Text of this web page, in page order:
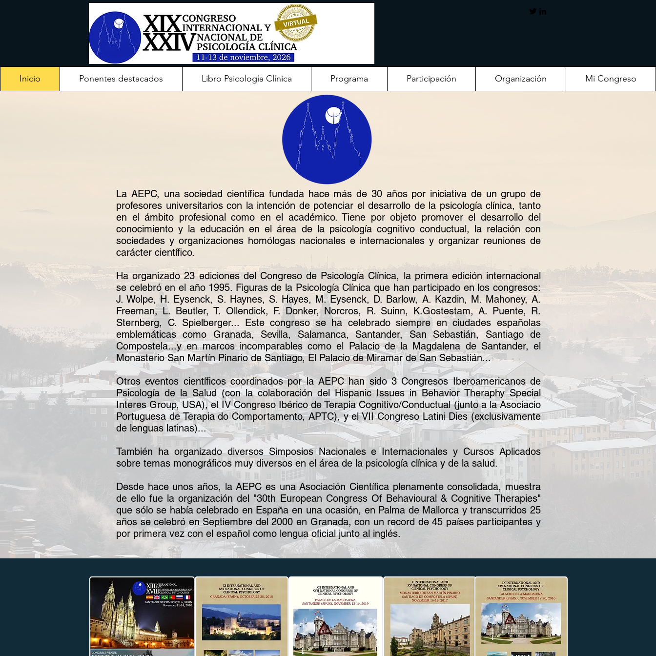
Inicio Ponentes destacados Libro Psicología Clínica Programa Participación Organización Mi Congreso
La AEPC, una sociedad científica fundada hace más de 30 años por iniciativa de un grupo de
profesores universitarios con la intención de potenciar el desarrollo de la psicología clínica, tanto
en el ámbito profesional como en el académico. Tiene por objeto promover el desarrollo del
conocimiento y la educación en el área de la psicología cognitivo conductual, la relación con
sociedades y organizaciones homólogas nacionales e internacionales y organizar reuniones de
carácter científico.
Ha organizado 23 ediciones del Congreso de Psicología Clínica, la primera edición internacional
se celebró en el año 1995. Figuras de la Psicología Clínica que han participado en los congresos:
J. Wolpe, H. Eysenck, S. Haynes, S. Hayes, M. Eysenck, D. Barlow, A. Kazdin, M. Mahoney, A.
Freeman, L. Beutler, T. Ollendick, F. Donker, Norcros, R. Suinn, K.Gostestam, A. Puente, R.
Sternberg, C. Spielberger... Este congreso se ha celebrado siempre en ciudades españolas
emblemáticas como Granada, Sevilla, Salamanca, Santander, San Sebastián, Santiago de
Compostela...y en marcos incomparables como el Palacio de la Magdalena de Santander, el
Monasterio San Martín Pinario de Santiago, El Palacio de Miramar de San Sebastián...
Otros eventos científicos coordinados por la AEPC han sido 3 Congresos Iberoamericanos de
Psicología de la Salud (con la colaboración del Hispanic Issues in Behavior Theraphy Special
Interes Group, USA), el IV Congreso Ibérico de Terapia Cognitivo/Conductual (junto a la Asociacio
Portuguesa de Terapia do Comportamento, APTC), y el VII Congreso Latini Dies (exclusivamente
de lenguas latinas)...
También ha organizado diversos Simposios Nacionales e Internacionales y Cursos Aplicados
sobre temas monográficos muy diversos en el área de la psicología clínica y de la salud.
Desde hace unos años, la AEPC es una Asociación Científica plenamente consolidada, muestra
de ello fue la organización del "30th European Congress Of Behavioural & Cognitive Therapies"
que sólo se había celebrado en España en una ocasión, en Palma de Mallorca y transcurridos 25
años se celebró en Septiembre del 2000 en Granada, con un record de 45 países participantes y
por primera vez con el español como lengua oficial junto al inglés.